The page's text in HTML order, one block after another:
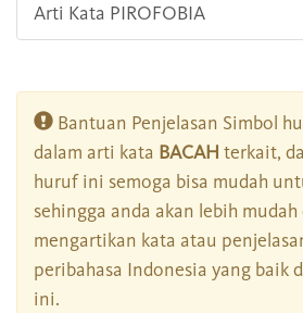
Arti Kata PIROFOBIA
Bantuan Penjelasan Simbol
dalam arti kata BACAH terkait,
huruf ini semoga bisa mudah
sehingga anda akan lebih mudah
mengartikan kata atau
peribahasa Indonesia yang baik
ini.